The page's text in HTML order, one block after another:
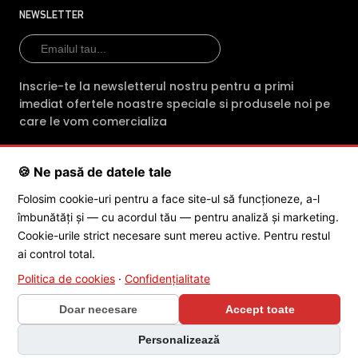
profesionalism fiecare comanda. Indiferent
de produsul achizitionat, clientii primesc din
partea magazinului online intre 2 si 3 ani
E-Camere.ro ofera si consultanta tehnica
echipamentelor cumparate
Echipa de profesionisti ai magazinului E-
camere.ro asigura in sprijinul cetatenilor
servicii dedicate dezvoltarii si comercializarii
de camere de supraveghere profesionale,
adresandu-se in special directorilor de
companii si antreprenorilor, dar si institutiilor
de stat, care urmaresc buna conduita
NEWSLETTER
Inscrie-te la newsletterul nostru pentru a primi
imediat ofertele noastre speciale si produsele noi pe
care le vom comercializa
SC POLITES ONLINE SRL· CUI: RO34846331· Reg. Com.:
J2015001227161
· Capital social: 200 RON · Sediu: Str. Petrache
Poenaru, Nr. 1, Craiova, Jud. Dolj ·Contactează-ne·Service produs
© 2026 SC POLITES ONLINE SRL
🍪 Ne pasă de datele tale
Folosim cookie-uri pentru a face site-ul să funcționeze, a-l
îmbunătăți și — cu acordul tău — pentru analiză și marketing.
Cookie-urile strict necesare sunt mereu active. Pentru restul
ai control total.
Politica de cookies · Confidențialitate
Doar necesare
Personalizează
Accept toate